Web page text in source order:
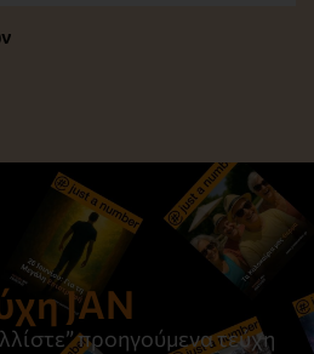
JAN
προηγούμενα τεύχη